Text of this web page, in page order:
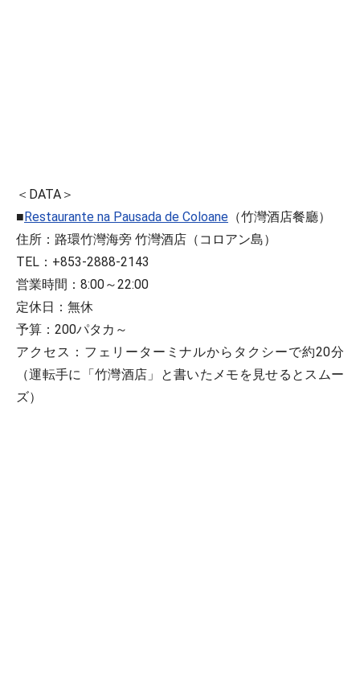
＜DATA＞
■Restaurante na Pausada de Coloane （竹灣酒店餐廳）
住所：路環竹灣海旁 竹灣酒店（コロアン島）
TEL：+853-2888-2143
営業時間：8:00～22:00
定休日：無休
予算：200パタカ～
アクセス：フェリーターミナルからタクシーで約20分
（運転手に「竹灣酒店」と書いたメモを見せるとスムー
ズ）